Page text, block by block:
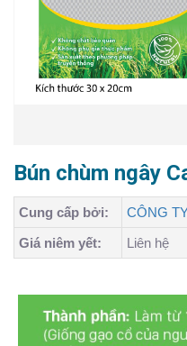
Bún chùm ngây
Cung cấp bởi:
CÔNG
Giá niêm yết:
Liên hệ